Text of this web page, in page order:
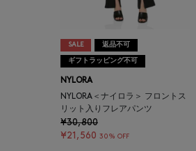
SALE 返品不可
ギフトラッピング不可
NYLORA
NYLORA＜ナイロラ＞ フロントス
リット入りフレアパンツ
¥30,800
¥21,560 30% OFF